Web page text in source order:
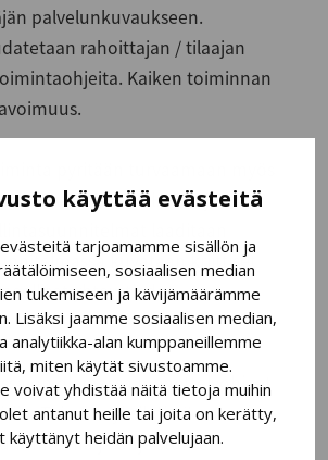
käyttää evästeitä
tarjoamamme sisällön ja
sosiaalisen median
tukemiseen ja kävijämäärämme
Lisäksi jaamme sosiaalisen median,
analytiikka-alan kumppaneillemme
miten käytät sivustoamme.
voivat yhdistää näitä tietoja muihin
antanut heille tai joita on kerätty,
käyttänyt heidän palvelujaan.
palvelunkuvaukseen.
rahoittajan / tilaajan
Kaiken toiminnan
olosuhteissa. Valmius- ja
kuvataan kriittiset
yhteystiedot
on olemassa menettelyohjeet
Toimintayksiköissä on
ja ohjeistukset